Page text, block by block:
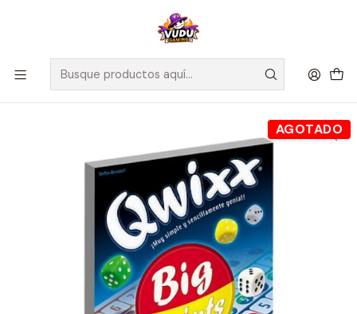
🚀 ¡Despachamos a todo Chile! Envío GRATIS a Regiones sobre
$100.000 y a RM sobre $35.000
Inicio Juegos de Mesa Editorial Fractal
Qwixx: Expansión Big Points - Español
AGOTADO